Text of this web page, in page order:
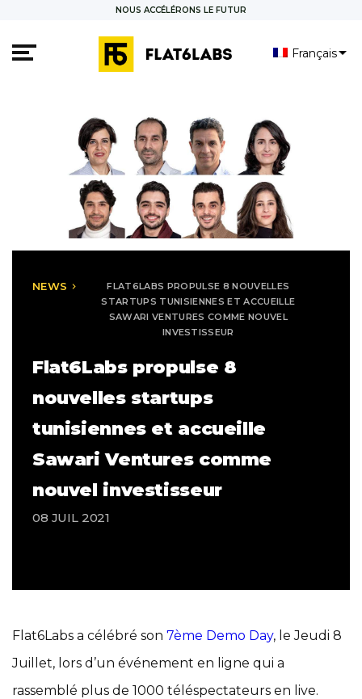
NOUS ACCÉLÉRONS LE FUTUR
Français
NEWS keyboard_arrow_right
FLAT6LABS PROPULSE 8 NOUVELLES
STARTUPS TUNISIENNES ET ACCUEILLE
SAWARI VENTURES COMME NOUVEL
INVESTISSEUR
Flat6Labs propulse 8
nouvelles startups
tunisiennes et accueille
Sawari Ventures comme
nouvel investisseur
08 JUIL 2021
Flat6Labs a célébré son 7ème Demo Day, le Jeudi 8
Juillet, lors d’un événement en ligne qui a
rassemblé plus de 1000 téléspectateurs en live.